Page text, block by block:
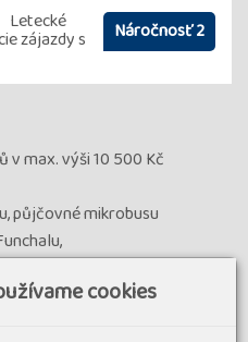
Letecké
zájazdy s Náročnosť 2
v max. výši 10 500 Kč
půjčovné mikrobusu
cookies